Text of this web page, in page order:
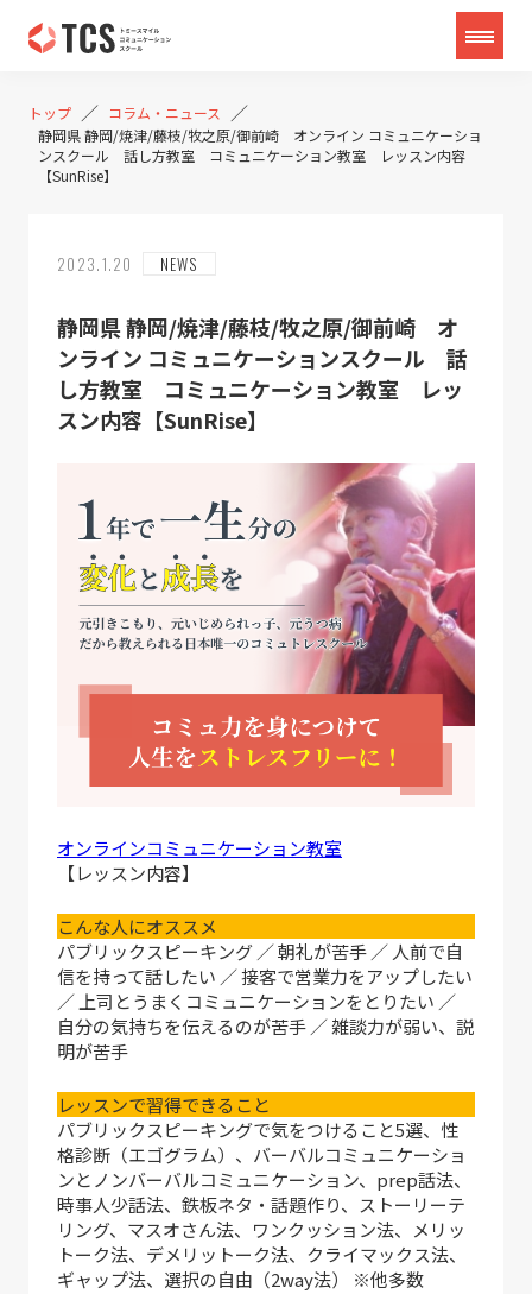
トップ ／ コラム・ニュース ／
静岡県 静岡/焼津/藤枝/牧之原/御前崎 オンライン コミュニケーショ
ンスクール 話し方教室 コミュニケーション教室 レッスン内容
【SunRise】
2023.1.20 NEWS
静岡県 静岡/焼津/藤枝/牧之原/御前崎 オ
ンライン コミュニケーションスクール 話
し方教室 コミュニケーション教室 レッ
スン内容【SunRise】
オンラインコミュニケーション教室
【レッスン内容】
こんな人にオススメ
パブリックスピーキング ／ 朝礼が苦手 ／ 人前で自
信を持って話したい ／ 接客で営業力をアップしたい
／ 上司とうまくコミュニケーションをとりたい ／
自分の気持ちを伝えるのが苦手 ／ 雑談力が弱い、説
明が苦手
レッスンで習得できること
パブリックスピーキングで気をつけること5選、性
格診断（エゴグラム）、バーバルコミュニケーショ
ンとノンバーバルコミュニケーション、prep話法、
時事人少話法、鉄板ネタ・話題作り、ストーリーテ
リング、マスオさん法、ワンクッション法、メリッ
トーク法、デメリットーク法、クライマックス法、
ギャップ法、選択の自由（2way法） ※他多数